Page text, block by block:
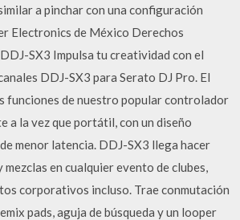
a pinchar con una configuración
Electronics de México Derechos
SX3 Impulsa tu creatividad con el
DDJ-SX3 para Serato DJ Pro. El
funciones de nuestro popular controlador
a la vez que portátil, con un diseño
menor latencia. DDJ-SX3 llega hacer
en cualquier evento de clubes,
corporativos incluso. Trae conmutación
pads, aguja de búsqueda y un looper